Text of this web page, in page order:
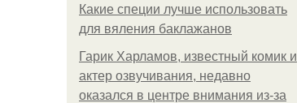
Какие специи лучше использовать
для вяления баклажанов
Гарик Харламов, известный комик и
актер озвучивания, недавно
оказался в центре внимания из-за